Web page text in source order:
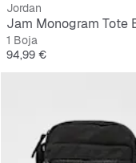
Jordan
Jam Monogram Tote
1 Boja
Cijena
94,99 €